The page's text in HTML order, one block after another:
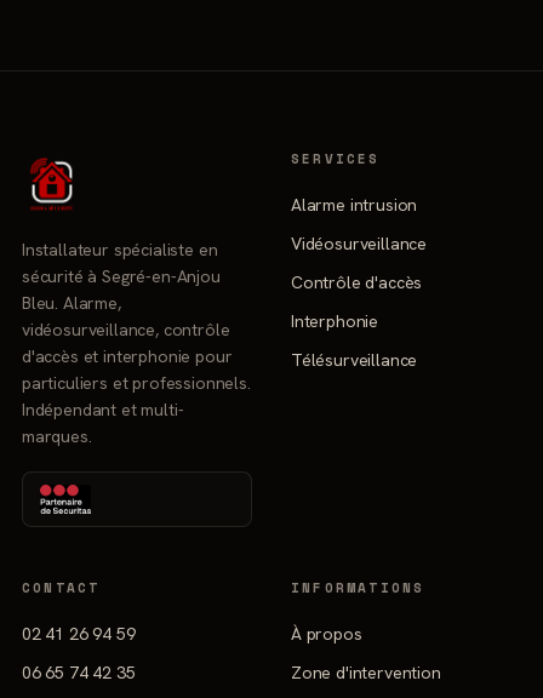
Installateur spécialiste en
sécurité à Segré-en-Anjou
Bleu. Alarme,
vidéosurveillance, contrôle
d'accès et interphonie pour
particuliers et professionnels.
Indépendant et multi-
marques.
SERVICES
Alarme intrusion
Vidéosurveillance
Contrôle d'accès
Interphonie
Télésurveillance
CONTACT
02 41 26 94 59
06 65 74 42 35
INFORMATIONS
À propos
Zone d'intervention